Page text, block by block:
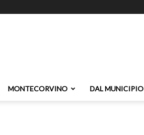
MONTECORVINO DAL MUNICIPIO